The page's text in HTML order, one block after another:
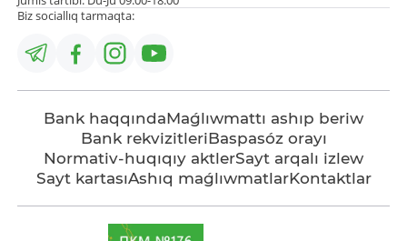
Biz sociallıq tarmaqta:
Bank haqqındaMaǵlıwmattı ashıp beriw
Bank rekvizitleriBaspasóz orayı
Normativ-huqıqıy aktlerSayt arqalı izlew
Sayt kartasıAshıq maǵlıwmatlarKontaktlar